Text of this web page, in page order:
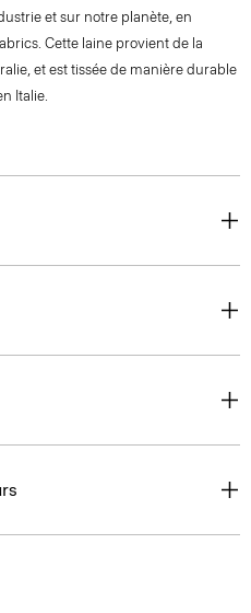
et sur notre planète, en
Cette laine provient de la
et est tissée de manière durable
Italie.